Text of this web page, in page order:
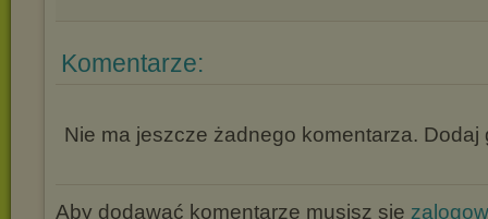
Komentarze:
Nie ma jeszcze żadnego komentarza. Dodaj
Aby dodawać komentarze musisz się